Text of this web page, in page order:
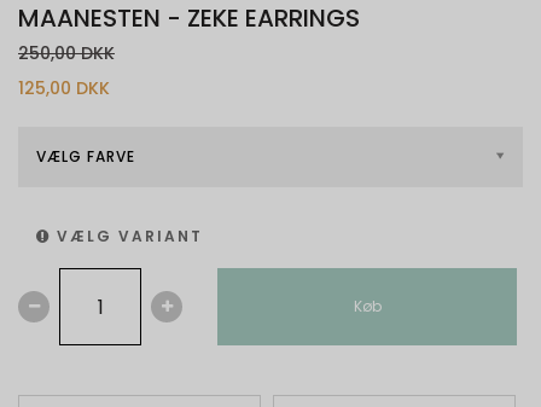
MAANESTEN - ZEKE EARRINGS
250,00 DKK
125,00 DKK
VÆLG FARVE
VÆLG VARIANT
Køb